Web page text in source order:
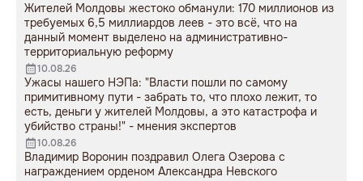
председатель Рабочей
партии Венгрии Аттила
Вайнаи, сообщает eNews.
Жителей Молдовы жестоко обманули: 170 миллионов из
требуемых 6,5 миллиардов леев - это всё, что на
данный момент выделено на административно-
территориальную реформу
10.08.26
Ужасы нашего НЭПа: "Власти пошли по самому
примитивному пути - забрать то, что плохо лежит, то
есть, деньги у жителей Молдовы, а это катастрофа и
убийство страны!" - мнения экспертов
10.08.26
Владимир Воронин поздравил Олега Озерова с
награждением орденом Александра Невского